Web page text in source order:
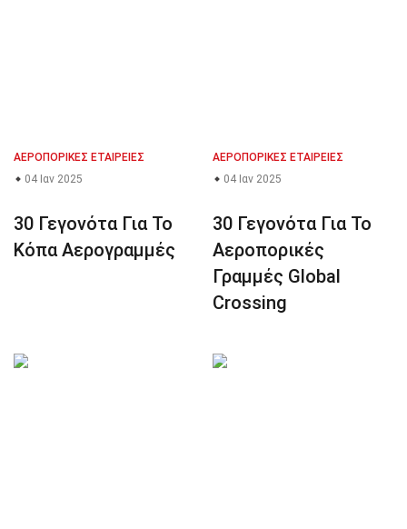
ΑΕΡΟΠΟΡΙΚΈΣ ΕΤΑΙΡΕΊΕΣ
04 Ιαν 2025
30 Γεγονότα Για Το
Κόπα Αερογραμμές
ΑΕΡΟΠΟΡΙΚΈΣ ΕΤΑΙΡΕΊΕΣ
04 Ιαν 2025
30 Γεγονότα Για Το
Αεροπορικές
Γραμμές Global
Crossing